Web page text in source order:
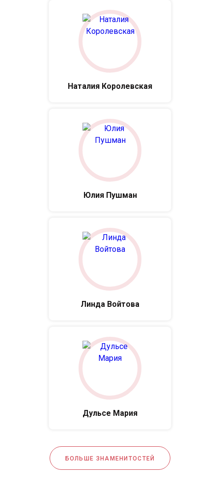
Наталия Королевская
Юлия Пушман
Линда Войтова
Дульсе Мария
БОЛЬШЕ ЗНАМЕНИТОСТЕЙ